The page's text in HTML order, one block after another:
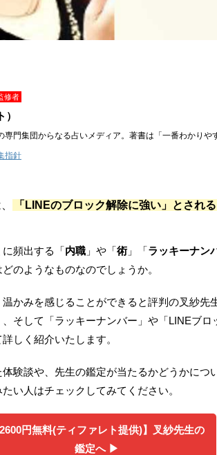
修者
専門集団からなる占いメディア。著書は「一番わかりや
指針
「LINEのブロック解除に強い」とされ
頻出する「内職 」や「術」「ラッキーナン
のようなものなのでしょうか。
かみを感じることができると評判の叉紗先
そして「ラッキーナンバー」や「LINEブロ
しく紹介いたします。
験談や、先生の鑑定が当たるかどうかにつ
い人はチェックしてみてください。
2600円無料(ティファレト提供)】叉紗先生の
鑑定へ ▶︎